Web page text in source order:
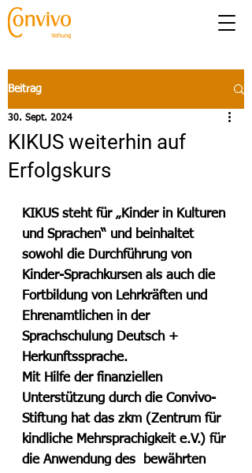
Beitrag
KIKUS weiterhin auf
Erfolgskurs
30. Sept. 2024
KIKUS steht für „Kinder in Kulturen
und Sprachen“ und beinhaltet
sowohl die Durchführung von
Kinder-Sprachkursen als auch die
Fortbildung von Lehrkräften und
Ehrenamtlichen in der
Sprachschulung Deutsch +
Herkunftssprache.
Mit Hilfe der finanziellen
Unterstützung durch die Convivo-
Stiftung hat das zkm (Zentrum für
kindliche Mehrsprachigkeit e.V.) für
die Anwendung des  bewährten